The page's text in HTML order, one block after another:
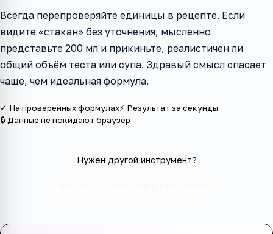
Всегда перепроверяйте единицы в рецепте. Если
видите «стакан» без уточнения, мысленно
представьте 200 мл и прикиньте, реалистичен ли
общий объём теста или супа. Здравый смысл спасает
чаще, чем идеальная формула.
✓ На проверенных формулах⚡ Результат за секунды
🔒 Данные не покидают браузер
Нужен другой инструмент?